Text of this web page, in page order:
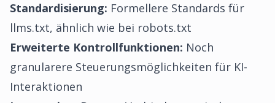
Standardisierung: Formellere Standards für
llms.txt, ähnlich wie bei robots.txt
Erweiterte Kontrollfunktionen: Noch
granularere Steuerungsmöglichkeiten für KI-
Interaktionen